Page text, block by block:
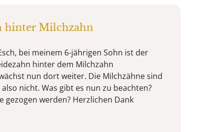
hinter Milchzahn
bei meinem 6-jährigen Sohn ist der
hinter dem Milchzahn
nun dort weiter. Die Milchzähne sind
nicht. Was gibt es nun zu beachten?
gezogen werden? Herzlichen Dank